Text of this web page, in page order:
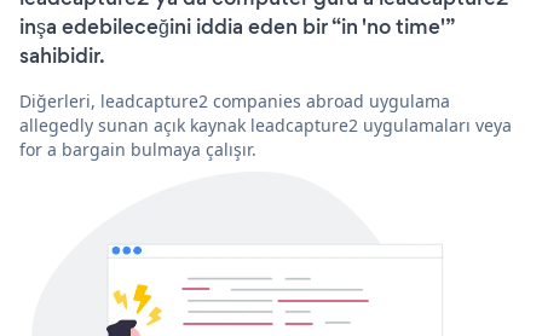
inşa edebileceğini iddia eden bir “in 'no time'”
sahibidir.
Diğerleri, leadcapture2 companies abroad uygulama
allegedly sunan açık kaynak leadcapture2 uygulamaları veya
for a bargain bulmaya çalışır.